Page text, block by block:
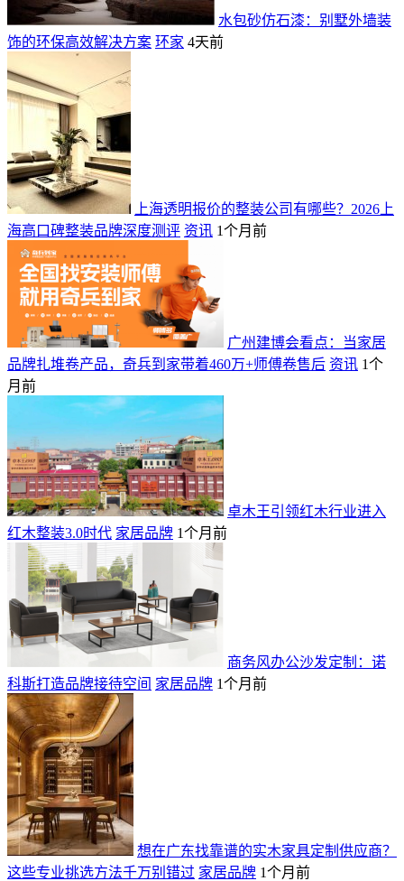
水包砂仿石漆：别墅外墙装
饰的环保高效解决方案 环家 4天前
上海透明报价的整装公司有哪些？2026上
海高口碑整装品牌深度测评 资讯 1个月前
广州建博会看点：当家居
品牌扎堆卷产品，奇兵到家带着460万+师傅卷售后 资讯 1个
月前
卓木王引领红木行业进入
红木整装3.0时代 家居品牌 1个月前
商务风办公沙发定制：诺
科斯打造品牌接待空间 家居品牌 1个月前
想在广东找靠谱的实木家具定制供应商？
这些专业挑选方法千万别错过 家居品牌 1个月前